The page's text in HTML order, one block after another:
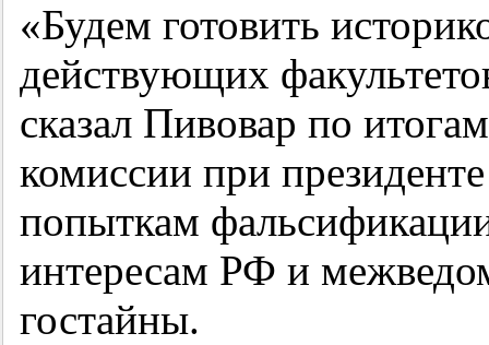
«Будем готовить
действующих
сказал Пивовар по
комиссии при
попыткам
интересам РФ и
гостайны.